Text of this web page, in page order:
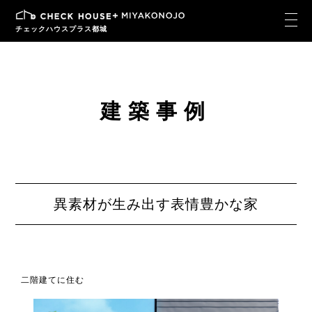
チェックハウスプラス都城
建築事例
異素材が生み出す表情豊かな家
二階建てに住む